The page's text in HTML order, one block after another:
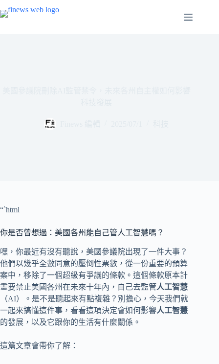
至
“`html
你是否曾想過：美國各州能自己管人工智慧嗎？
嘿，你最近有沒有聽說，美國參議院出現了一件大事？
他們以幾乎全數同意的壓倒性票數，從一份重要的預算
案中，移除了一個超級有爭議的條款。這個條款原本計
畫要禁止美國各州在未來十年內，自己去監管人工智慧
（AI）。是不是聽起來有點複雜？別擔心，今天我們就
一起來搞懂這件事，看看這項決定會如何影響人工智慧
的發展，以及它跟你的生活有什麼關係。
這篇文章會帶你了解：